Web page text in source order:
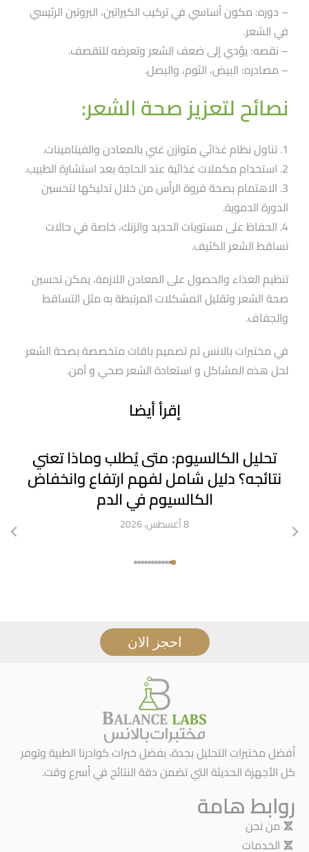
– دوره: مكون أساسي في تركيب الكيراتين، البروتين الرئيسي
في الشعر.
– نقصه: يؤدي إلى ضعف الشعر وتعرضه للتقصف.
– مصادره: البيض، الثوم، والبصل.
نصائح لتعزيز صحة الشعر:
1. تناول نظام غذائي متوازن غني بالمعادن والفيتامينات.
2. استخدام مكملات غذائية عند الحاجة بعد استشارة الطبيب.
3. الاهتمام بصحة فروة الرأس من خلال تدليكها لتحسين
الدورة الدموية.
4. الحفاظ على مستويات الحديد والزنك، خاصة في حالات
تساقط الشعر الكثيف.
تنظيم الغذاء والحصول على المعادن اللازمة، يمكن تحسين
صحة الشعر وتقليل المشكلات المرتبطة به مثل التساقط
والجفاف.
في مختبرات بالانس تم تصميم باقات متخصصة بصحة الشعر
لحل هذه المشاكل و استعادة الشعر صحي و آمن.
إقرأ أيضا
تحليل الكالسيوم: متى يُطلب وماذا تعني
نتائجه؟ دليل شامل لفهم ارتفاع وانخفاض
الكالسيوم في الدم
8 أغسطس، 2026
احجز الان
أفضل مختبرات التحليل بجدة، بفضل خبرات كوادرنا الطبية وتوفر
كل الأجهزة الحديثة التي تضمن دقة النتائج في أسرع وقت.
روابط هامة
من نحن
الخدمات